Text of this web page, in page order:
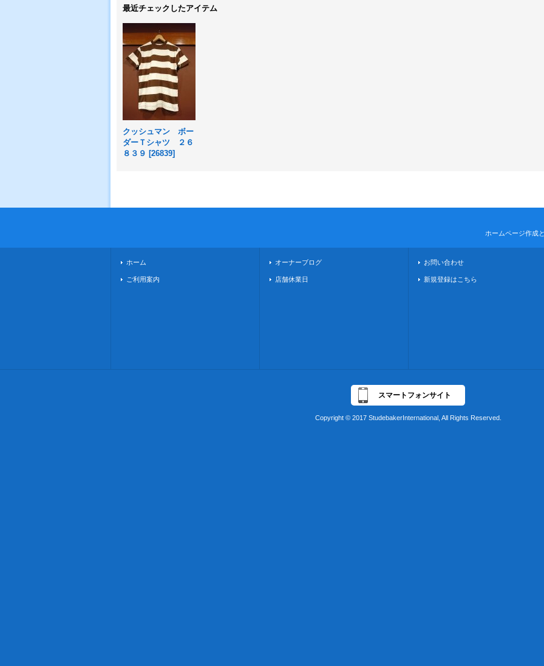
最近チェックしたアイテム
クッシュマン ボー
ダーＴシャツ ２６
８３９ [26839]
ホームページ作成
ホーム
ご利用案内
オーナーブログ
店舗休業日
お問い合わせ
新規登録はこちら
スマートフォンサイト
Copyright © 2017 StudebakerInternational, All Rights Reserved.